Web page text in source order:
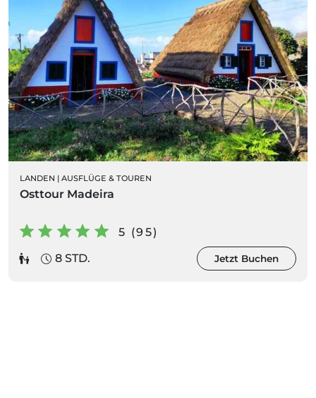
LANDEN | AUSFLÜGE & TOUREN
Osttour Madeira
5 (95)
8 STD.
Jetzt Buchen